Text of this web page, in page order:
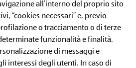
all’interno del proprio sito
“cookies necessari” e, previo
o tracciamento o di terze
funzionalità e finalità,
di messaggi e
interessi degli utenti. In caso di